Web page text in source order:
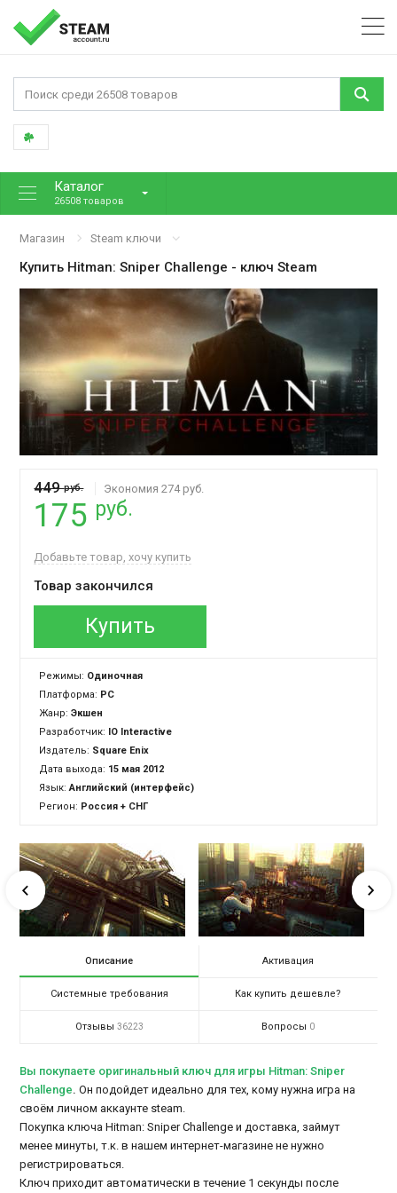
Каталог
26508 товаров
Магазин Steam ключи
Купить Hitman: Sniper Challenge - ключ Steam
449руб. Экономия 274 руб.
175 руб.
Добавьте товар, хочу купить
Товар закончился
Купить
Режимы: Одиночная
Платформа: PC
Жанр:Экшен
Разработчик:
IO Interactive
Издатель: Square Enix
Дата выхода: 15 мая 2012
Язык:Английский (интерфейс)
Регион: Россия + СНГ
Описание Активация
Системные требования Как купить дешевле?
Отзывы 36223 Вопросы 0
Вы покупаете оригинальный ключ для игры Hitman: Sniper
Challenge. Он подойдет идеально для тех, кому нужна игра на
своём личном аккаунте steam.
Покупка ключа Hitman: Sniper Challenge и доставка, займут
менее минуты, т.к. в нашем интернет-магазине не нужно
регистрироваться.
Ключ приходит автоматически в течение 1 секунды после